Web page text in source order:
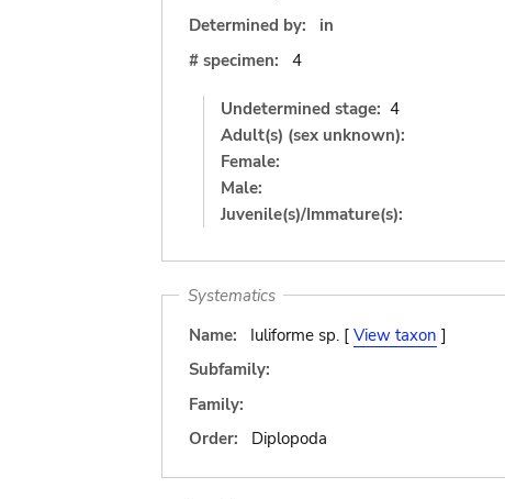
Determined by:
in
# specimen:
4
Undetermined stage: 4
Adult(s) (sex unknown):
Female:
Male:
Juvenile(s)/Immature(s):
Systematics
Name:
Iuliforme sp. [ View taxon ]
Subfamily:
Family:
Order:
Diplopoda